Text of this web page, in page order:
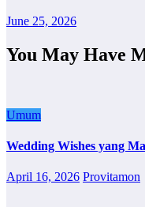
June 25, 2026
You May Have
Umum
Wedding Wishes yang
April 16, 2026 Provitamon